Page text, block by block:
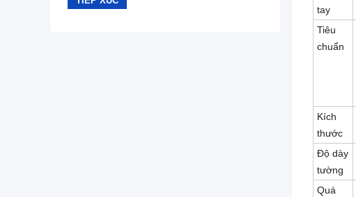
tay
Tiêu
chuẩn
Kích
thước
Độ dày
tường
Quá